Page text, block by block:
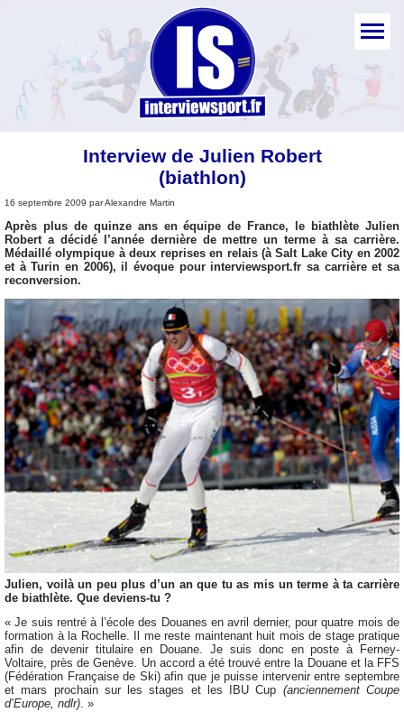
Interview de Julien Robert
(biathlon)
16 septembre 2009 par Alexandre Martin
Après plus de quinze ans en équipe de France, le biathlète Julien
Robert a décidé l’année dernière de mettre un terme à sa carrière.
Médaillé olympique à deux reprises en relais (à Salt Lake City en 2002
et à Turin en 2006), il évoque pour interviewsport.fr sa carrière et sa
reconversion.
Julien, voilà un peu plus d’un an que tu as mis un terme à ta carrière
de biathlète. Que deviens-tu ?
« Je suis rentré à l’école des Douanes en avril dernier, pour quatre mois de
formation à la Rochelle. Il me reste maintenant huit mois de stage pratique
afin de devenir titulaire en Douane. Je suis donc en poste à Ferney-
Voltaire, près de Genève. Un accord a été trouvé entre la Douane et la FFS
(Fédération Française de Ski) afin que je puisse intervenir entre septembre
et mars prochain sur les stages et les IBU Cup (anciennement Coupe
d’Europe, ndlr). »